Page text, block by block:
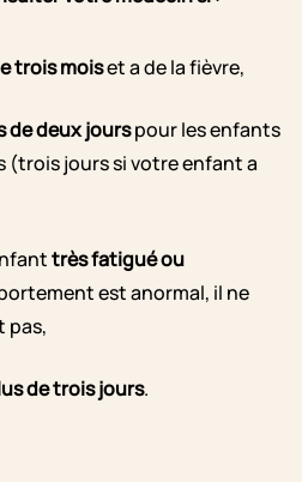
trois moiset a de la fièvre,
de deux jourspour les enfants
(trois jours si votre enfant a
très fatigué ou
est anormal, il ne
pas,
de trois jours.